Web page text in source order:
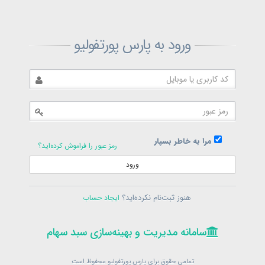
ورود به پارس پورتفولیو
مرا به خاطر بسپار
رمز عبور را فراموش کرده‌اید؟
ورود
هنوز ثبت‌نام نکرده‌اید؟ ایجاد حساب
سامانه مدیریت و بهینه‌سازی سبد سهام
تمامی حقوق برای پارس پورتفولیو محفوظ است
ثبت‌نام پارس پورتفولیو
ثبت‌نام
در حال حاضر عضو هستید؟فرم ورود
سامانه مدیریت و بهینه‌سازی سبد سهام
بازیابی رمز پارس پورتفولیو
در حال حاضر عضو هستید؟
سامانه مدیریت و بهینه‌سازی سبد سهام
تمامی حقوق برای پارس پورتفولیو محفوظ است